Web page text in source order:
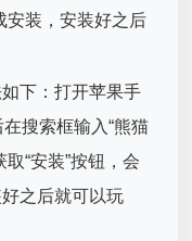
安装，安装好之后
下：打开苹果手
搜索框输入“熊猫
“安装”按钮，会
之后就可以玩